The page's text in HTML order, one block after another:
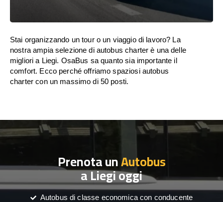
Stai organizzando un tour o un viaggio di lavoro? La
nostra ampia selezione di autobus charter è una delle
migliori a Liegi. OsaBus sa quanto sia importante il
comfort. Ecco perché offriamo spaziosi autobus
charter con un massimo di 50 posti.
Prenota unAutobus
a Liegi oggi
Autobus di classe economica con conducente